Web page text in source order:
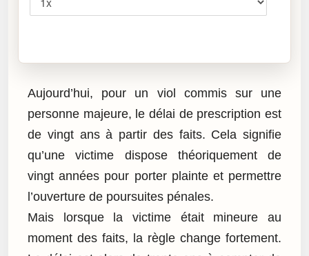
Aujourd’hui, pour un viol commis sur une
personne majeure, le délai de prescription est
de vingt ans à partir des faits. Cela signifie
qu’une victime dispose théoriquement de
vingt années pour porter plainte et permettre
l’ouverture de poursuites pénales.
Mais lorsque la victime était mineure au
moment des faits, la règle change fortement.